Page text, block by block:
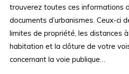
trouverez toutes ces informations
documents d’urbanismes. Ceux-ci
limites de propriété, les distances
habitation et la clôture de votre
concernant la voie publique…